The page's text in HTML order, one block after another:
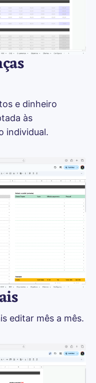
e dinheiro
às
individual.
editar mês a mês.